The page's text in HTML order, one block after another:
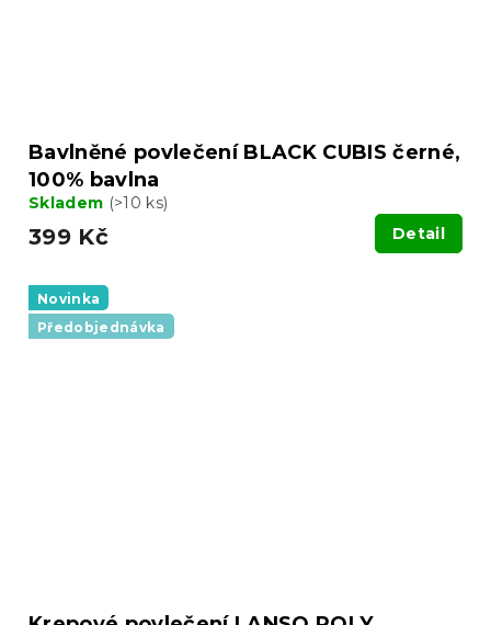
Bavlněné povlečení BLACK CUBIS černé,
100% bavlna
Skladem (>10 ks)
399 Kč Detail
Novinka
Předobjednávka